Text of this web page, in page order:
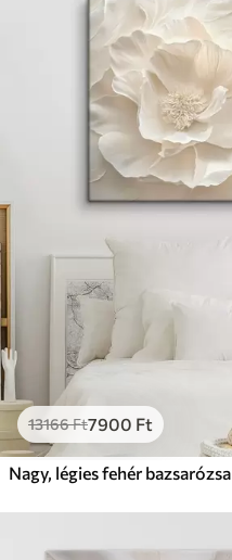
13166Ft7900 Ft
Nagy, légies fehér bazsarózsa